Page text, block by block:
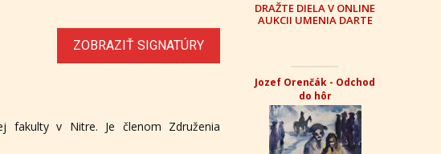
ZOBRAZIŤ SIGNATÚRY
fakulty v Nitre. Je členom Združenia
DRAŽTE DIELA V ONLINE
AUKCII UMENIA DARTE
Jozef Orenčák - Odchod
do hôr